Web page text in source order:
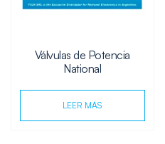
Válvulas de Potencia
National
LEER MÁS